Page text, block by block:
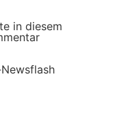
in diesem